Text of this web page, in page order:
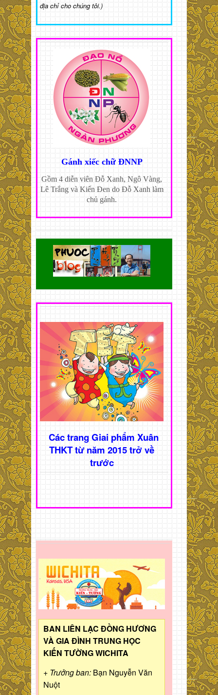
địa chỉ cho chúng tôi.)
Gánh xiếc chữ ĐNNP
Gồm 4 diễn viên Đỗ Xanh, Ngô Vàng,
Lê Trắng và Kiến Đen do Đỗ Xanh làm
chủ gánh.
Các trang Giai phẩm Xuân
THKT từ năm 2015 trở về
trước
BAN LIÊN LẠC ĐỒNG HƯƠNG
VÀ GIA ĐÌNH TRUNG HỌC
KIẾN TƯỜNG WICHITA
+ Trưởng ban: Bạn Nguyễn Văn
Nuột